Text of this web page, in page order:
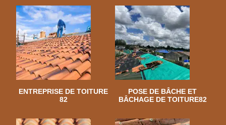
ENTREPRISE DE TOITURE
82
POSE DE BÂCHE ET
BÂCHAGE DE TOITURE82